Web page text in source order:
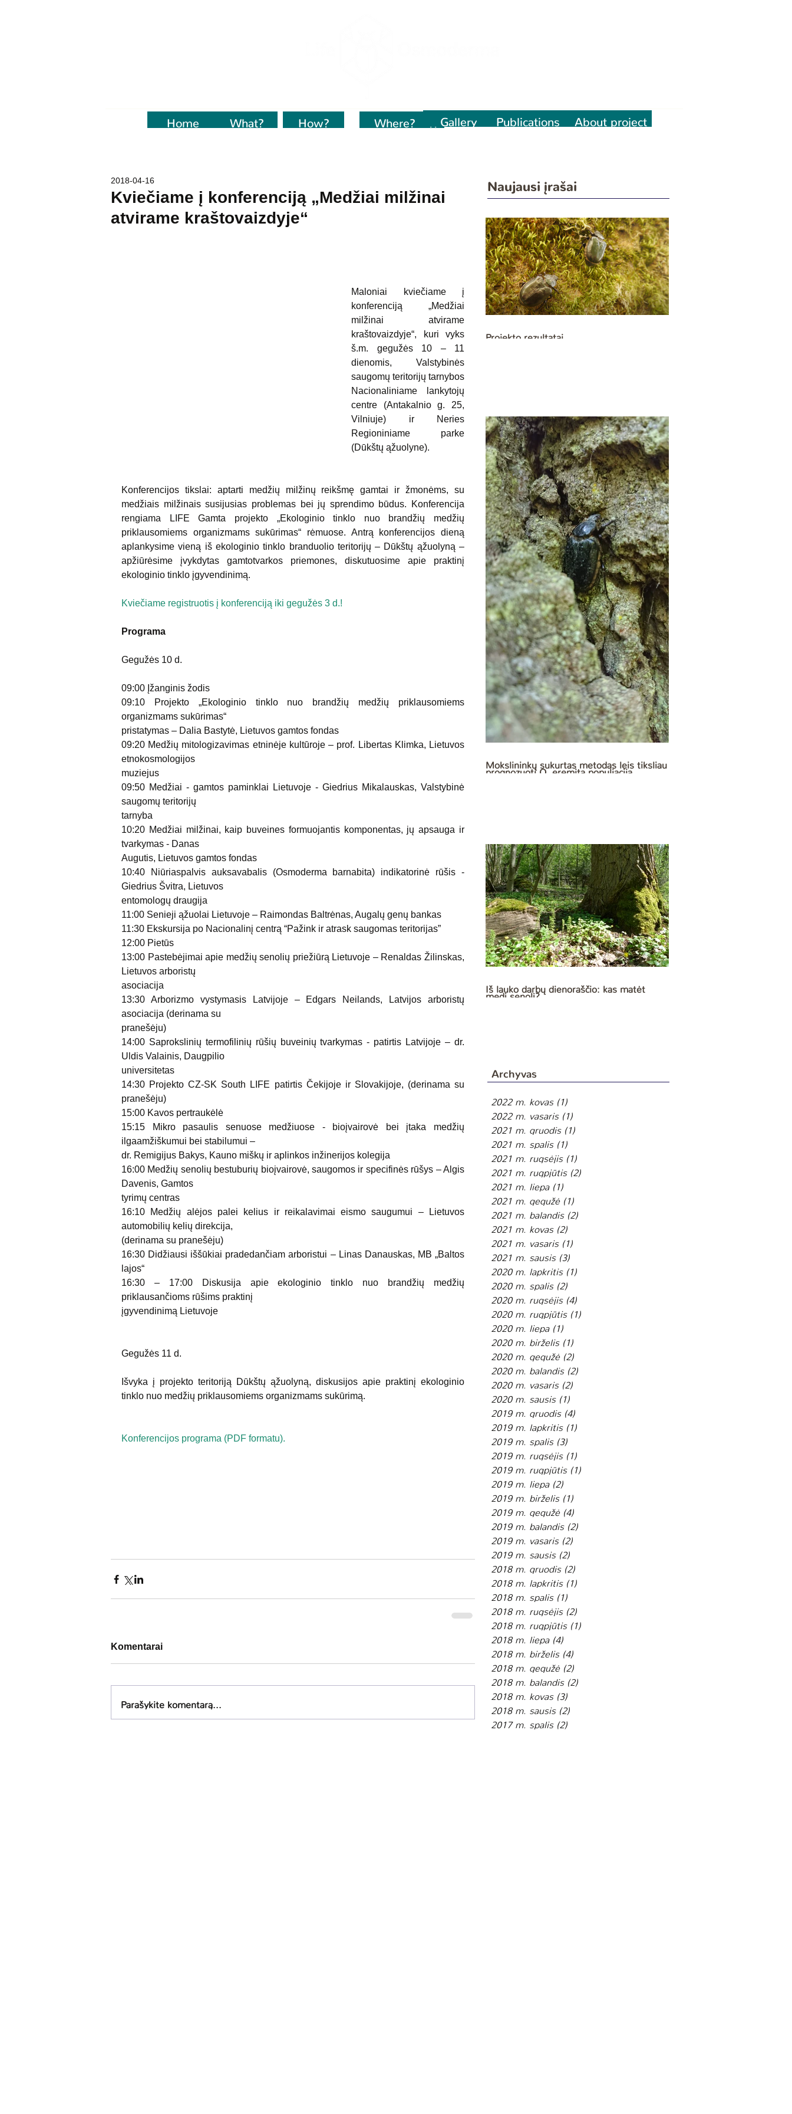
Naujienos Kur dirbame? Publications
Home What? Where? Gallery About project
How?
Naujausi įrašai
Projekto rezultatai
Mokslininkų sukurtas metodas leis tiksliau
prognozuoti O. eremita populiaciją
Iš lauko darbų dienoraščio: kas matėt
medį senolį?
Archyvas
2022 m. kovas (1)
2022 m. vasaris
(1)
2021 m. gruodis
(1)
2021 m. spalis
(1)
2021 m. rugsėjis
(1)
2021 m. rugpjūtis
(2)
2021 m. liepa
(1)
2021 m. gegužė
(1)
2021 m. balandis
(2)
2021 m. kovas
(2)
2021 m. vasaris
(1)
2021 m. sausis
(3)
2020 m. lapkritis
(1)
2020 m. spalis
(2)
2020 m. rugsėjis
(4)
2020 m. rugpjūtis
(1)
2020 m. liepa
(1)
2020 m. birželis
(1)
2020 m. gegužė
(2)
2020 m. balandis
(2)
2020 m. vasaris
(2)
2020 m. sausis
(1)
2019 m. gruodis
(4)
2019 m. lapkritis
(1)
2019 m. spalis
(3)
2019 m. rugsėjis
(1)
2019 m. rugpjūtis
(1)
2019 m. liepa
(2)
2019 m. birželis
(1)
2019 m. gegužė
(4)
2019 m. balandis
(2)
2019 m. vasaris
(2)
2019 m. sausis
(2)
2018 m. gruodis
(2)
2018 m. lapkritis
(1)
2018 m. spalis
(1)
2018 m. rugsėjis
(2)
2018 m. rugpjūtis
(1)
2018 m. liepa
(4)
2018 m. birželis
(4)
2018 m. gegužė
(2)
2018 m. balandis
(2)
2018 m. kovas
(3)
2018 m. sausis
(2)
2017 m. spalis
(2)
Kviečiame į konferenciją „Medžiai milžinai
atvirame kraštovaizdyje“
2018-04-16
Maloniai kviečiame į
konferenciją „Medžiai
milžinai atvirame
kraštovaizdyje“, kuri vyks
š.m. gegužės 10 – 11
dienomis, Valstybinės
saugomų teritorijų tarnybos
Nacionaliniame lankytojų
centre (Antakalnio g. 25,
Vilniuje) ir Neries
Regioniniame parke
(Dūkštų ąžuolyne).
Konferencijos tikslai: aptarti medžių milžinų reikšmę gamtai ir žmonėms, su
medžiais milžinais susijusias problemas bei jų sprendimo būdus. Konferencija
rengiama LIFE Gamta projekto „Ekologinio tinklo nuo brandžių medžių
priklausomiems organizmams sukūrimas“ rėmuose. Antrą konferencijos dieną
aplankysime vieną iš ekologinio tinklo branduolio teritorijų – Dūkštų ąžuolyną –
apžiūrėsime įvykdytas gamtotvarkos priemones, diskutuosime apie praktinį
ekologinio tinklo įgyvendinimą.
Kviečiame registruotis į konferenciją iki gegužės 3 d.!
Programa
Gegužės 10 d.
09:00 Įžanginis žodis
09:10 Projekto „Ekologinio tinklo nuo brandžių medžių priklausomiems
organizmams sukūrimas“
pristatymas – Dalia Bastytė, Lietuvos gamtos fondas
09:20 Medžių mitologizavimas etninėje kultūroje – prof. Libertas Klimka, Lietuvos
etnokosmologijos
muziejus
09:50 Medžiai - gamtos paminklai Lietuvoje - Giedrius Mikalauskas, Valstybinė
saugomų teritorijų
tarnyba
10:20 Medžiai milžinai, kaip buveines formuojantis komponentas, jų apsauga ir
tvarkymas - Danas
Augutis, Lietuvos gamtos fondas
10:40 Niūriaspalvis auksavabalis (Osmoderma barnabita) indikatorinė rūšis -
Giedrius Švitra, Lietuvos
entomologų draugija
11:00 Senieji ąžuolai Lietuvoje – Raimondas Baltrėnas, Augalų genų bankas
11:30 Ekskursija po Nacionalinį centrą “Pažink ir atrask saugomas teritorijas”
12:00 Pietūs
13:00 Pastebėjimai apie medžių senolių priežiūrą Lietuvoje – Renaldas Žilinskas,
Lietuvos arboristų
asociacija
13:30 Arborizmo vystymasis Latvijoje – Edgars Neilands, Latvijos arboristų
asociacija (derinama su
pranešėju)
14:00 Saprokslinių termofilinių rūšių buveinių tvarkymas - patirtis Latvijoje – dr.
Uldis Valainis, Daugpilio
universitetas
14:30 Projekto CZ-SK South LIFE patirtis Čekijoje ir Slovakijoje, (derinama su
pranešėju)
15:00 Kavos pertraukėlė
15:15 Mikro pasaulis senuose medžiuose - bioįvairovė bei įtaka medžių
ilgaamžiškumui bei stabilumui –
dr. Remigijus Bakys, Kauno miškų ir aplinkos inžinerijos kolegija
16:00 Medžių senolių bestuburių bioįvairovė, saugomos ir specifinės rūšys – Algis
Davenis, Gamtos
tyrimų centras
16:10 Medžių alėjos palei kelius ir reikalavimai eismo saugumui – Lietuvos
automobilių kelių direkcija,
(derinama su pranešėju)
16:30 Didžiausi iššūkiai pradedančiam arboristui – Linas Danauskas, MB „Baltos
lajos“
16:30 – 17:00 Diskusija apie ekologinio tinklo nuo brandžių medžių
priklausančioms rūšims praktinį
įgyvendinimą Lietuvoje
Gegužės 11 d.
Išvyka į projekto teritoriją Dūkštų ąžuolyną, diskusijos apie praktinį ekologinio
tinklo nuo medžių priklausomiems organizmams sukūrimą.
Konferencijos programa (PDF formatu).
Komentarai
Parašykite komentarą...